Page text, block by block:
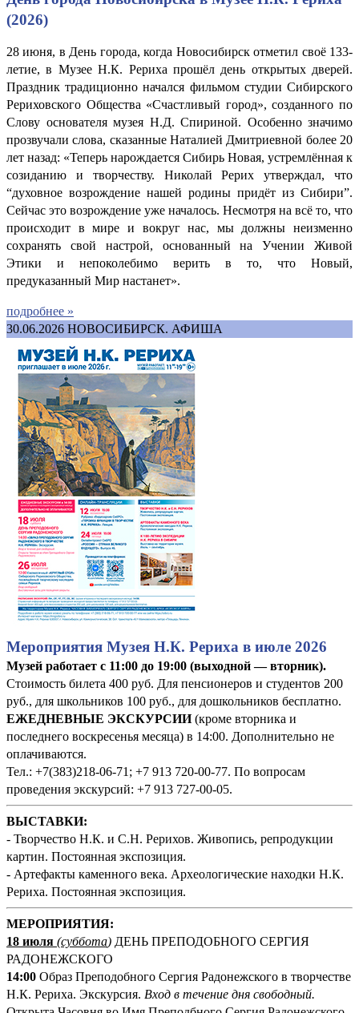
(2026)
28 июня, в День города, когда Новосибирск отметил своё 133-
летие, в Музее Н.К. Рериха прошёл день открытых дверей.
Праздник традиционно начался фильмом студии Сибирского
Рериховского Общества «Счастливый город», созданного по
Слову основателя музея Н.Д. Спириной. Особенно значимо
прозвучали слова, сказанные Наталией Дмитриевной более 20
лет назад: «Теперь нарождается Сибирь Новая, устремлённая к
созиданию и творчеству. Николай Рерих утверждал, что
“духовное возрождение нашей родины придёт из Сибири”.
Сейчас это возрождение уже началось. Несмотря на всё то, что
происходит в мире и вокруг нас, мы должны неизменно
сохранять свой настрой, основанный на Учении Живой
Этики и непоколебимо верить в то, что Новый,
предуказанный Мир настанет».
подробнее »
30.06.2026 НОВОСИБИРСК. АФИША
Мероприятия Музея Н.К. Рериха в июле 2026
Музей работает с 11:00 до 19:00 (выходной — вторник).
Стоимость билета 400 руб. Для пенсионеров и студентов 200
руб., для школьников 100 руб., для дошкольников бесплатно.
ЕЖЕДНЕВНЫЕ ЭКСКУРСИИ(кроме вторника и
последнего воскресенья месяца) в 14:00. Дополнительно не
оплачиваются.
Тел.: +7(383)218-06-71; +7 913 720-00-77. По вопросам
проведения экскурсий: +7 913 727-00-05.
ВЫСТАВКИ:
- Творчество Н.К. и С.Н. Рерихов. Живопись, репродукции
картин. Постоянная экспозиция.
- Артефакты каменного века. Археологические находки Н.К.
Рериха. Постоянная экспозиция.
МЕРОПРИЯТИЯ:
18 июля (суббота) ДЕНЬ ПРЕПОДОБНОГО СЕРГИЯ
РАДОНЕЖСКОГО
14:00 Образ Преподобного Сергия Радонежского в творчестве
Н.К. Рериха. Экскурсия. Вход в течение дня свободный.